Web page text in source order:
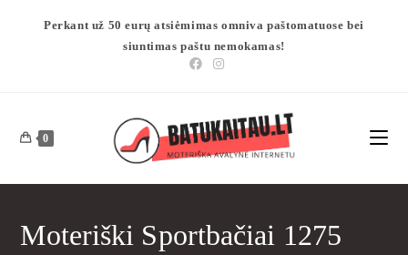
Perkant už 50 eurų atsiėmimas omniva paštomatuose bei
siuntimas paštu nemokamas!
0
Moteriški Sportbačiai 1275